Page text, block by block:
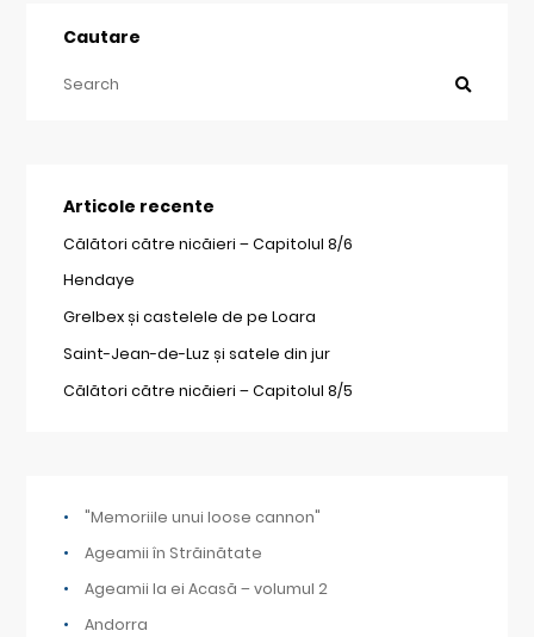
Cautare
Articole recente
Călători către nicăieri – Capitolul 8/6
Hendaye
Grelbex și castelele de pe Loara
Saint-Jean-de-Luz și satele din jur
Călători către nicăieri – Capitolul 8/5
"Memoriile unui loose cannon"
Ageamii în Străinătate
Ageamii la ei Acasă – volumul 2
Andorra